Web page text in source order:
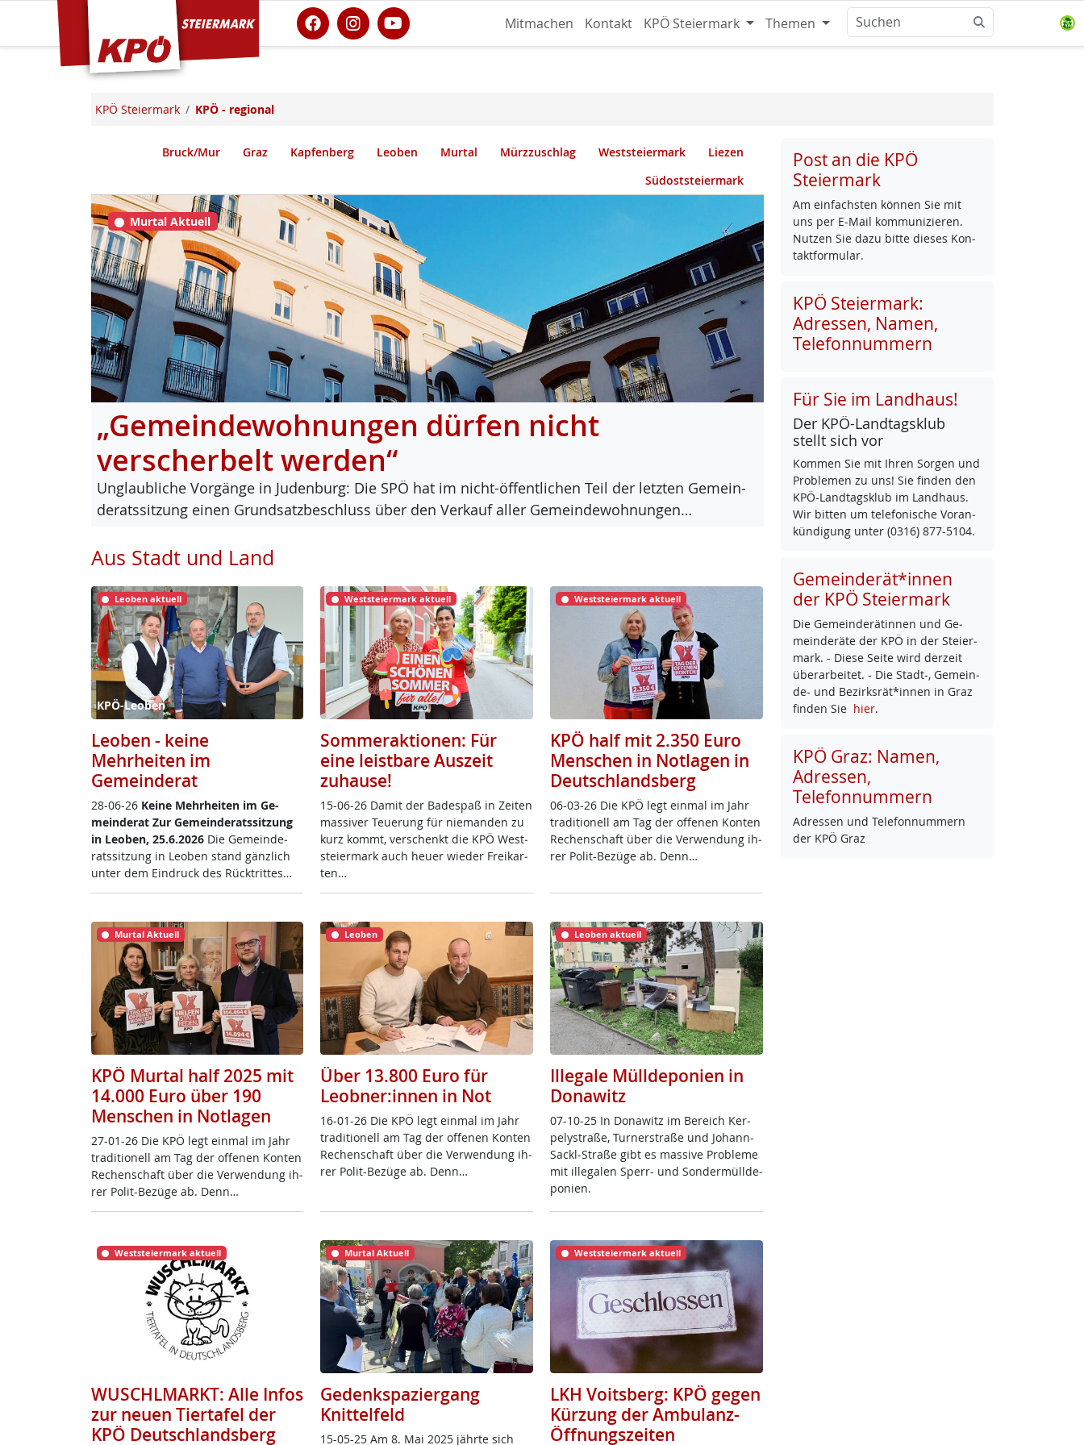
KPÖ Steiermark Mitmachen Kontakt KPÖ Steiermark Themen
KPÖ Steiermark KPÖ - regional
Bruck/Mur Graz Kapfenberg Leoben Murtal Mürzzuschlag Weststeiermark
Liezen
Südoststeiermark
Murtal Aktuell
„Gemeindewohnungen dürfen nicht
verscherbelt werden“
Un­glaub­li­che Vor­gän­ge in Ju­den­burg: Die SPÖ hat im nicht-öf­f­ent­li­chen Teil der letz­ten Ge­mein­
de­rats­sit­zung ei­nen Grund­satz­be­schluss über den Ver­kauf al­ler Ge­mein­de­woh­nun­gen…
Aus Stadt und Land
Leoben aktuell
KPÖ-Leoben
Leoben - keine
Mehrheiten im
Gemeinderat
28-06-26 Kei­ne Mehr­hei­ten im Ge­
mein­de­rat Zur Ge­mein­de­rats­sit­zung
in Leo­ben, 25.6.2026Die Ge­mein­de­
rats­sit­zung in Leo­ben stand gänz­lich
un­ter dem Ein­druck des Rück­trit­tes…
Weststeiermark aktuell
Sommeraktionen: Für
eine leistbare Auszeit
zuhause!
15-06-26 Da­mit der Ba­de­spaß in Zei­ten
mas­si­ver Teue­rung für nie­man­den zu
kurz kommt, ver­schenkt die KPÖ West­
s­tei­er­mark auch heu­er wie­der Frei­k­ar­
ten…
Weststeiermark aktuell
KPÖ half mit 2.350 Euro
Menschen in Notlagen in
Deutschlandsberg
06-03-26 Die KPÖ legt ein­mal im Jahr
tra­di­tio­nell am Tag der of­fe­nen Kon­ten
Re­chen­schaft über die Ver­wen­dung ih­
rer Po­lit-Be­zü­ge ab. Denn…
Murtal Aktuell
KPÖ Murtal half 2025 mit
14.000 Euro über 190
Menschen in Notlagen
27-01-26 Die KPÖ legt ein­mal im Jahr
tra­di­tio­nell am Tag der of­fe­nen Kon­ten
Re­chen­schaft über die Ver­wen­dung ih­
rer Po­lit-Be­zü­ge ab. Denn…
Leoben
Über 13.800 Euro für
Leobner:innen in Not
16-01-26 Die KPÖ legt ein­mal im Jahr
tra­di­tio­nell am Tag der of­fe­nen Kon­ten
Re­chen­schaft über die Ver­wen­dung ih­
rer Po­lit-Be­zü­ge ab. Denn…
Leoben aktuell
Illegale Mülldeponien in
Donawitz
07-10-25 In Do­na­witz im Be­reich Ker­
pe­ly­stra­ße, Tur­ner­stra­ße und Jo­hann-
Sackl-Stra­ße gibt es mas­si­ve Pro­b­le­me
mit il­le­ga­len Sperr- und Son­der­müll­de­
po­ni­en.
Weststeiermark aktuell
WUSCHLMARKT: Alle Infos
zur neuen Tiertafel der
KPÖ Deutschlandsberg
Murtal Aktuell
Gedenkspaziergang
Knittelfeld
15-05-25 Am 8. Mai 2025 jähr­te sich
Weststeiermark aktuell
LKH Voitsberg: KPÖ gegen
Kürzung der Ambulanz-
Öffnungszeiten
Post an die KPÖ
Steiermark
Am ein­fachs­ten kön­nen Sie mit
uns per E-Mail kom­mu­ni­zie­ren.
Nut­zen Sie da­zu bit­te die­ses Kon­
takt­for­mu­lar.
KPÖ Steiermark:
Adressen, Namen,
Telefonnummern
Für Sie im Landhaus!
Der KPÖ-Land­tags­klub
stellt sich vor
Kom­men Sie mit Ih­ren Sor­gen und
Pro­b­le­men zu uns! Sie fin­den den
KPÖ-Land­tags­klub im Land­haus.
Wir bit­ten um te­le­fo­ni­sche Vor­an­
kün­di­gung un­ter (0316) 877-5104.
Gemeinderät*innen
der KPÖ Steiermark
Die Ge­mein­de­rä­tin­nen und Ge­
mein­de­rä­te der KPÖ in der Stei­er­
mark. - Die­se Sei­te wird der­zeit
über­ar­bei­tet. - Die Stadt-, Ge­mein­
de- und Be­zirks­rät*in­nen in Graz
fin­den Sie hier.
KPÖ Graz: Namen,
Adressen,
Telefonnummern
Adres­sen und Te­le­fon­num­mern
der KPÖ Graz